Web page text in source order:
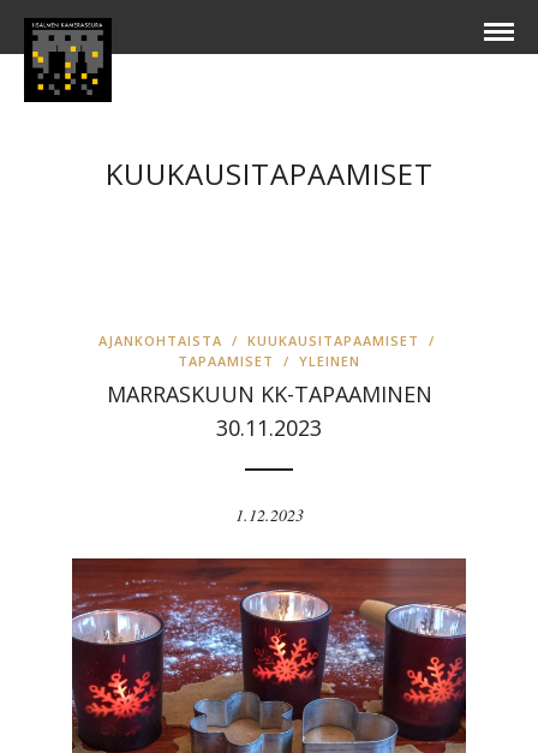
KUUKAUSITAPAAMISET
AJANKOHTAISTA / KUUKAUSITAPAAMISET
/
TAPAAMISET
/ YLEINEN
MARRASKUUN KK-TAPAAMINEN
30.11.2023
1.12.2023